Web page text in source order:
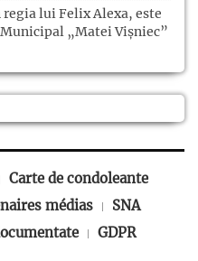
regia lui Felix Alexa, este
„Matei Vișniec”
Carte de condoleante
médias
SNA
GDPR